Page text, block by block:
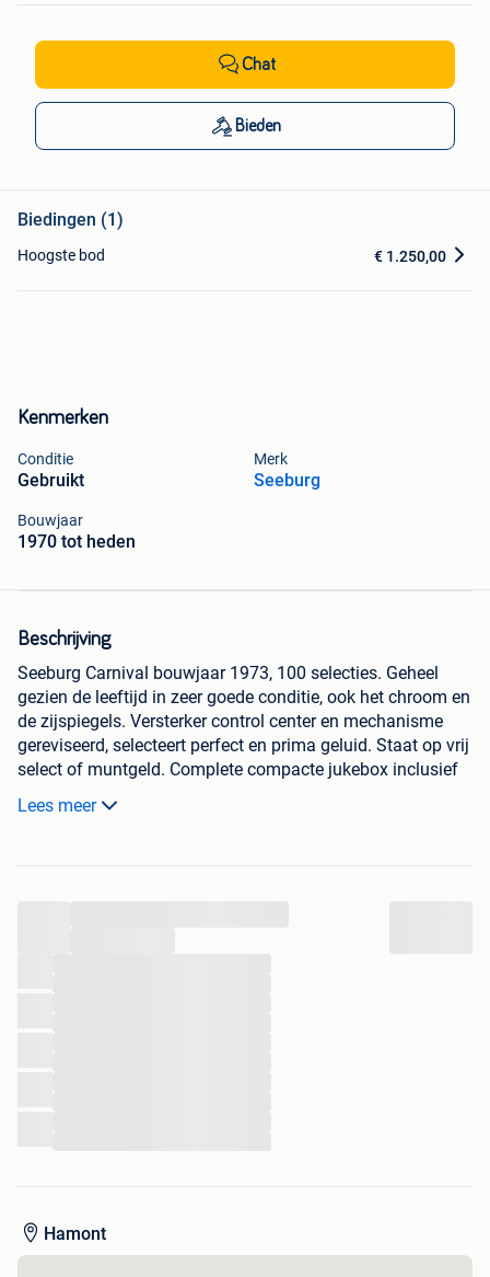
Kenmerken
Conditie
Gebruikt
Merk
Seeburg
Bouwjaar
1970 tot heden
Beschrijving
Seeburg Carnival bouwjaar 1973, 100 selecties. Geheel
gezien de leeftijd in zeer goede conditie, ook het chroom en
de zijspiegels. Versterker control center en mechanisme
gereviseerd, selecteert perfect en prima geluid. Staat op vrij
select of muntgeld. Complete compacte jukebox inclusief
sleutels. Afmetingen 122 X 80 X 60 cm. ( hoogte X breedte
X diepte).
Lees meer
Hamont
Chat
Bieden
Biedingen (1)
Hoogste bod € 1.250,00